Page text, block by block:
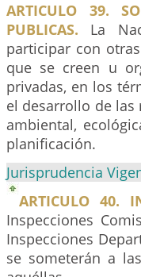
ARTICULO 39.
PUBLICAS. La
participar con
que se creen u
privadas, en los
el desarrollo de las
ambiental,
planificación.
Jurisprudencia
ARTICULO 40.
Inspecciones
Inspecciones
se someterán a